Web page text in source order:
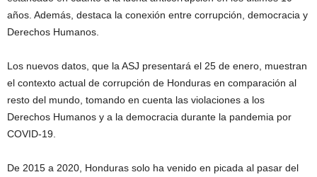
años. Además, destaca la conexión entre corrupción, democracia y
Derechos Humanos.
Los nuevos datos, que la ASJ presentará el 25 de enero, muestran
el contexto actual de corrupción de Honduras en comparación al
resto del mundo, tomando en cuenta las violaciones a los
Derechos Humanos y a la democracia durante la pandemia por
COVID-19.
De 2015 a 2020, Honduras solo ha venido en picada al pasar del